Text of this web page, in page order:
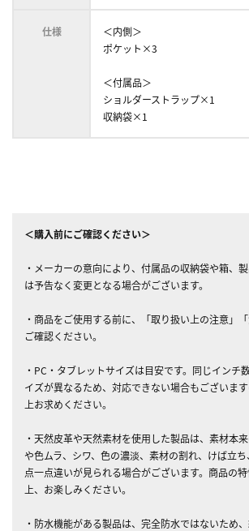
仕様
＜内側＞
ポケット×3
＜付属品＞
ショルダーストラップ×1
収納袋×1
＜購入前にご確認ください＞
・メーカーの意向により、付属品の収納袋や箱、
は予告なく変更となる場合がございます。
・商品をご使用する前に、「取り扱い上の注意」
ご確認ください。
・PC・タブレットサイズは目安です。同じインチ
イズが異なるため、対応できない場合もございま
上お求めください。
・天然皮革や天然素材を使用した製品は、素材本
や色ムラ、シワ、色の濃淡、素材の割れ、けば立
点一点違いが見られる場合がございます。商品の
上、お楽しみください。
・防水機能がある製品は、完全防水ではないため